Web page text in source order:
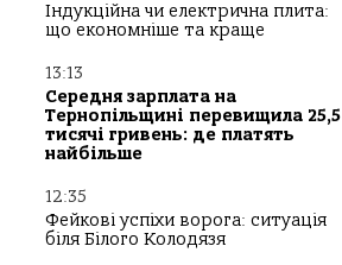
Індукційна чи електрична плита:
що економніше та краще
13:13
Середня зарплата на
Тернопільщині перевищила 25,5
тисячі гривень: де платять
найбільше
12:35
Фейкові успіхи ворога: ситуація
біля Білого Колодязя